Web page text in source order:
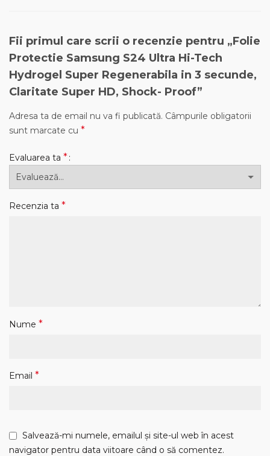
Fii primul care scrii o recenzie pentru „Folie
Protectie Samsung S24 Ultra Hi-Tech
Hydrogel Super Regenerabila in 3 secunde,
Claritate Super HD, Shock- Proof”
Adresa ta de email nu va fi publicată. Câmpurile obligatorii
sunt marcate cu *
Evaluarea ta *
Recenzia ta *
Nume *
Email *
Salvează-mi numele, emailul și site-ul web în acest
navigator pentru data viitoare când o să comentez.